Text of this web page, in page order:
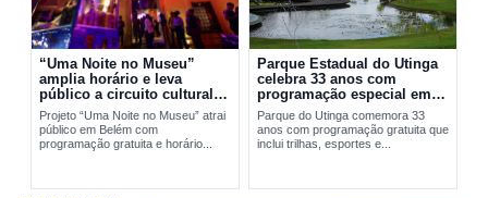
“Uma Noite no Museu”
amplia horário e leva
público a circuito cultural
em Belém
Projeto “Uma Noite no Museu” atrai
público em Belém com
programação gratuita e horário...
Parque Estadual do Utinga
celebra 33 anos com
programação especial em
Belém
Parque do Utinga comemora 33
anos com programação gratuita que
inclui trilhas, esportes e...